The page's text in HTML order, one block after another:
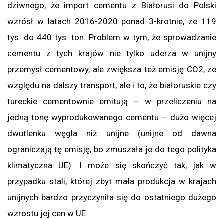
dziwnego, że import cementu z Białorusi do Polski
wzrósł w latach 2016-2020 ponad 3-krotnie, ze 119
tys. do 440 tys. ton. Problem w tym, że sprowadzanie
cementu z tych krajów nie tylko uderza w unijny
przemysł cementowy, ale zwiększa też emisję CO2, ze
względu na dalszy transport, ale i to, że białoruskie czy
tureckie cementownie emitują – w przeliczeniu na
jedną tonę wyprodukowanego cementu – dużo więcej
dwutlenku węgla niż unijne (unijne od dawna
ograniczają tę emisję, bo zmuszała je do tego polityka
klimatyczna UE). I może się skończyć tak, jak w
przypadku stali, której zbyt mała produkcja w krajach
unijnych bardzo przyczyniła się do ostatniego dużego
wzrostu jej cen w UE.